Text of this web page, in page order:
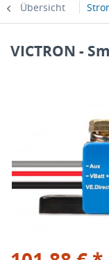
Übersicht
VICTRON -